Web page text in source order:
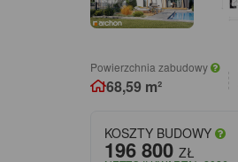
Powierzchnia zabudowy
68,59 m²
KOSZTY BUDOWY
196 800 ZŁ